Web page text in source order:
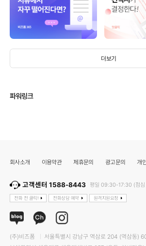
더보기
파워링크
회사소개 이용약관 제휴문의 광고문의 개
고객센터 1588-8443 평일 09:30-17:30 (점
전화 전 클릭! 전화상담 예약 원격지원요청
(주)비즈폼
서울특별시 강남구 역삼로 204 (역삼동)